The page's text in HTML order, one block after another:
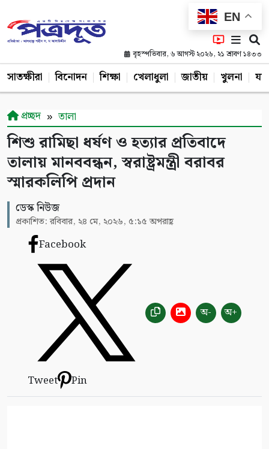
EN
বৃহস্পতিবার, ৬ আগস্ট ২০২৬, ২১ শ্রাবণ ১৪৩৩
সাতক্ষীরা বিনোদন শিক্ষা খেলাধুলা জাতীয় খুলনা
প্রচ্ছদ তালা
শিশু রামিছা ধর্ষণ ও হত্যার প্রতিবাদে
তালায় মানববন্ধন, স্বরাষ্ট্রমন্ত্রী বরাবর
স্মারকলিপি প্রদান
ডেস্ক নিউজ
প্রকাশিত: রবিবার, ২৪ মে, ২০২৬, ৫:১৫ অপরাহ্ণ
Facebook
Tweet Pin
অ- অ+